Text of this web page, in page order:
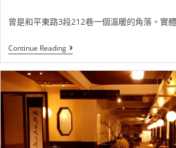
曾是和平東路3段212巷一個溫暖的角落。實
Continue Reading